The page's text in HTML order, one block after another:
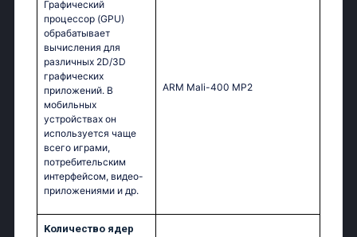
Графический
процессор (GPU)
обрабатывает
вычисления для
различных 2D/3D
графических
приложений. В
мобильных
устройствах он
используется чаще
всего играми,
потребительским
интерфейсом, видео-
приложениями и др.
ARM Mali-400 MP2
Kоличество ядер